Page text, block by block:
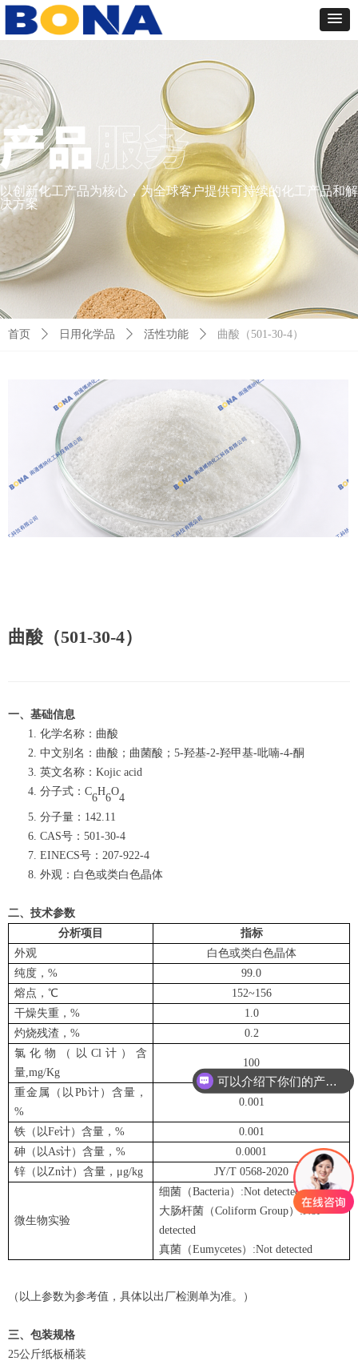
以创新化工产品为核心，为全球客户提供可持续的化工产品和解
决方案
首页 ꄲ 日用化学品 ꄲ 活性功能 ꄲ 曲酸（501-30-4）
曲酸（501-30-4）
一、基础信息
化学名称：曲酸
中文别名：曲酸；曲菌酸；5-羟基-2-羟甲基-吡喃-4-酮
英文名称：Kojic acid
分子式：C
6
H
6
O
4
分子量：142.11
CAS号：501-30-4
EINECS号：207-922-4
外观：白色或类白色晶体
二、技术参数
分析项目
指标
外观
白色或类白色晶体
纯度，%
99.0
熔点，℃
152~156
干燥失重，%
1.0
灼烧残渣，%
0.2
氯化物（以Cl计）含
量,mg/Kg
100
重金属（以Pb计）含量，
%
0.001
铁（以Fe计）含量，%
0.001
砷（以As计）含量，%
0.0001
锌（以Zn计）含量，μg/kg
JY/T 0568-2020
微生物实验
细菌（Bacteria）:Not detected
大肠杆菌（Coliform Group）:Not
detected
真菌（Eumycetes）:Not detected
（以上参数为参考值，具体以出厂检测单为准。）
三、包装规格
25公斤纸板桶装
可以介绍下你们的产品么